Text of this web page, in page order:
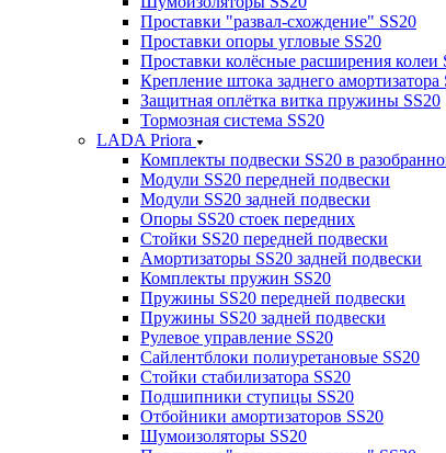
Проставки "развал-схождение" SS20
Проставки опоры угловые SS20
Проставки колёсные расширения колеи
Крепление штока заднего амортизатора
Защитная оплётка витка пружины SS20
Тормозная система SS20
LADA Priora
Комплекты подвески SS20 в
Модули SS20 передней подвески
Модули SS20 задней подвески
Опоры SS20 стоек передних
Стойки SS20 передней подвески
Амортизаторы SS20 задней подвески
Комплекты пружин SS20
Пружины SS20 передней подвески
Пружины SS20 задней подвески
Рулевое управление SS20
Сайлентблоки полиуретановые SS20
Стойки стабилизатора SS20
Подшипники ступицы SS20
Отбойники амортизаторов SS20
Шумоизоляторы SS20